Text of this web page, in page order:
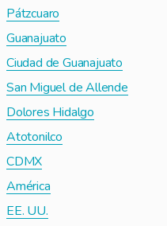
Pátzcuaro
Guanajuato
Ciudad de Guanajuato
San Miguel de Allende
Dolores Hidalgo
Atotonilco
CDMX
América
EE. UU.